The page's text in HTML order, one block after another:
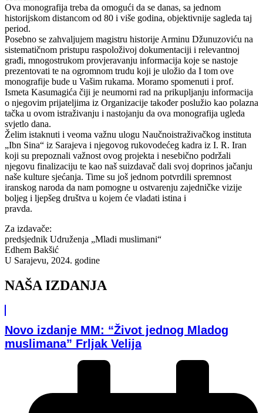
Ova monografija treba da omogući da se danas, sa jednom
historijskom distancom od 80 i više godina, objektivnije sagleda taj
period.
Posebno se zahvaljujem magistru historije Arminu Džunuzoviću na
sistematičnom pristupu raspoloživoj dokumentaciji i relevantnoj
građi, mnogostrukom provjeravanju informacija koje se nastoje
prezentovati te na ogromnom trudu koji je uložio da I tom ove
monografije bude u Vašim rukama. Moramo spomenuti i prof.
Ismeta Kasumagića čiji je neumorni rad na prikupljanju informacija
o njegovim prijateljima iz Organizacije također poslužio kao polazna
tačka u ovom istraživanju i nastojanju da ova monografija ugleda
svjetlo dana.
Želim istaknuti i veoma važnu ulogu Naučnoistraživačkog instituta
„Ibn Sina“ iz Sarajeva i njegovog rukovodećeg kadra iz I. R. Iran
koji su prepoznali važnost ovog projekta i nesebično podržali
njegovu finalizaciju te kao naš suizdavač dali svoj doprinos jačanju
naše kulture sjećanja. Time su još jednom potvrdili spremnost
iranskog naroda da nam pomogne u ostvarenju zajedničke vizije
boljeg i ljepšeg društva u kojem će vladati istina i
pravda.
Za izdavače:
predsjednik Udruženja „Mladi muslimani“
Edhem Bakšić
U Sarajevu, 2024. godine
NAŠA IZDANJA
Novo izdanje MM: “Život jednog Mladog
muslimana” Frljak Velija